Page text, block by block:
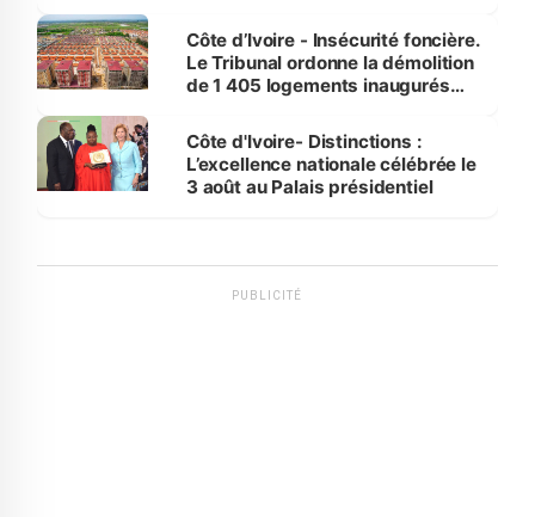
Côte d’Ivoire - Insécurité foncière.
Le Tribunal ordonne la démolition
de 1 405 logements inaugurés
Bassam
Côte d'Ivoire- Distinctions :
L’excellence nationale célébrée le
3 août au Palais présidentiel
PUBLICITÉ